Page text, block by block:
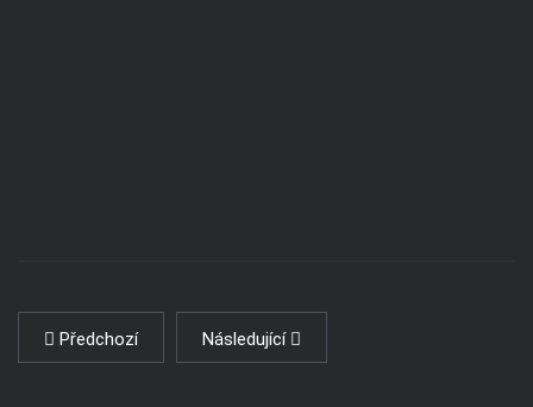
Předchozí Následující